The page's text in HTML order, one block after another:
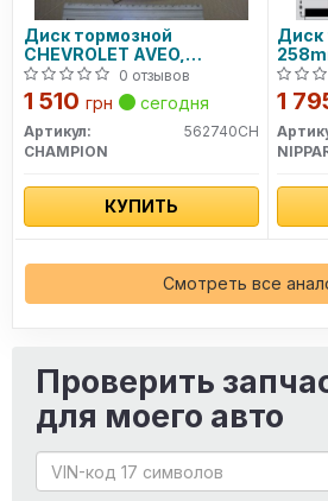
Диск тормозной
CHEVROLET AVEO,
LACETTI задн. (пр-во
CHAMPION)
0 отзывов
1 510 грн сегодня
Артикул:
562740CH
CHAMPION
КУПИТЬ
Диск
1
Смотреть все
Проверить
для моего авто